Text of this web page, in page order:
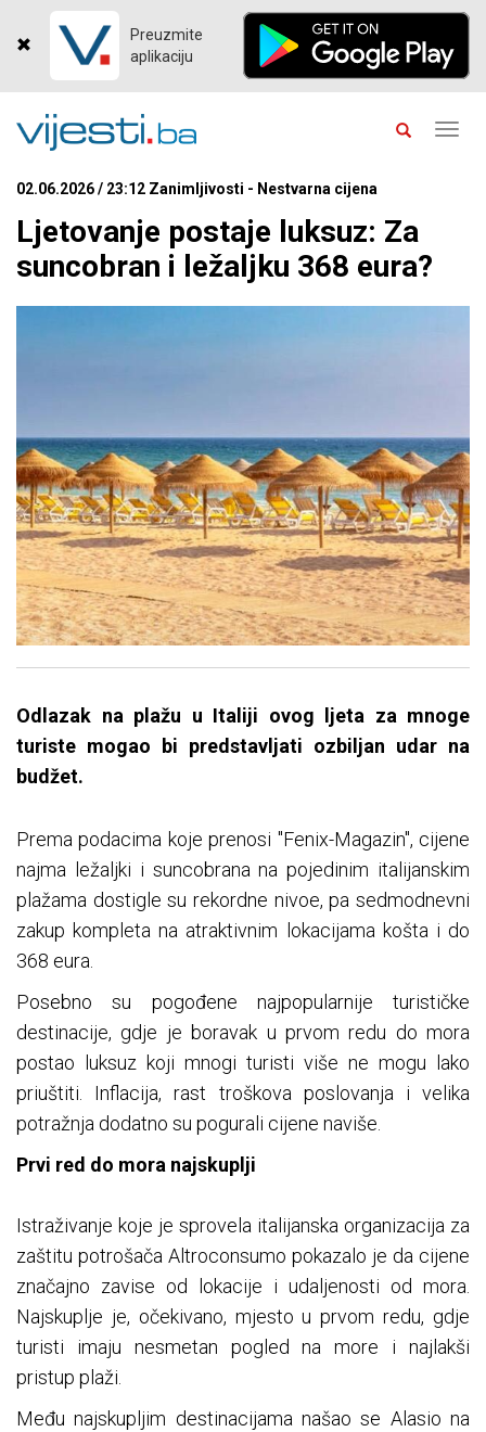
Preuzmite
aplikaciju
02.06.2026 / 23:12 Zanimljivosti - Nestvarna cijena
Ljetovanje postaje luksuz: Za
suncobran i ležaljku 368 eura?
​Odlazak na plažu u Italiji ovog ljeta za mnoge
turiste mogao bi predstavljati ozbiljan udar na
budžet.
Prema podacima koje prenosi "Fenix-Magazin", cijene
najma ležaljki i suncobrana na pojedinim italijanskim
plažama dostigle su rekordne nivoe, pa sedmodnevni
zakup kompleta na atraktivnim lokacijama košta i do
368 eura.
Posebno su pogođene najpopularnije turističke
destinacije, gdje je boravak u prvom redu do mora
postao luksuz koji mnogi turisti više ne mogu lako
priuštiti. Inflacija, rast troškova poslovanja i velika
potražnja dodatno su pogurali cijene naviše.
Prvi red do mora najskuplji
Istraživanje koje je sprovela italijanska organizacija za
zaštitu potrošača Altroconsumo pokazalo je da cijene
značajno zavise od lokacije i udaljenosti od mora.
Najskuplje je, očekivano, mjesto u prvom redu, gdje
turisti imaju nesmetan pogled na more i najlakši
pristup plaži.
Među najskupljim destinacijama našao se Alasio na